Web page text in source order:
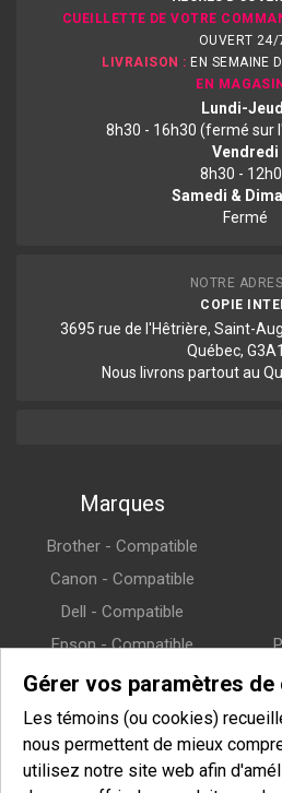
CUEILLETTE DE VOTRE
OUVERT 24/
LIVRAISON : EN SEMAINE
EN
Lundi-
8h30 - 16h30 (fermé sur
Vendredi
8h30 -
Samedi &
Fermé
NOTRE
COPIE
3695 rue de l'Hêtrière, Saint-
Québec,
Nous livrons partout au
Marques
Brother - Compatible
Canon - Compatible
Dell - Compatible
Epson - Compatible
HP (Hewlett-Packard) -
Compatible
Lexmark - Compatible
Samsung - Compatible
Gérer vos paramètres
Les témoins (ou cookies)
nous permettent de mieux
utilisez notre site web afin